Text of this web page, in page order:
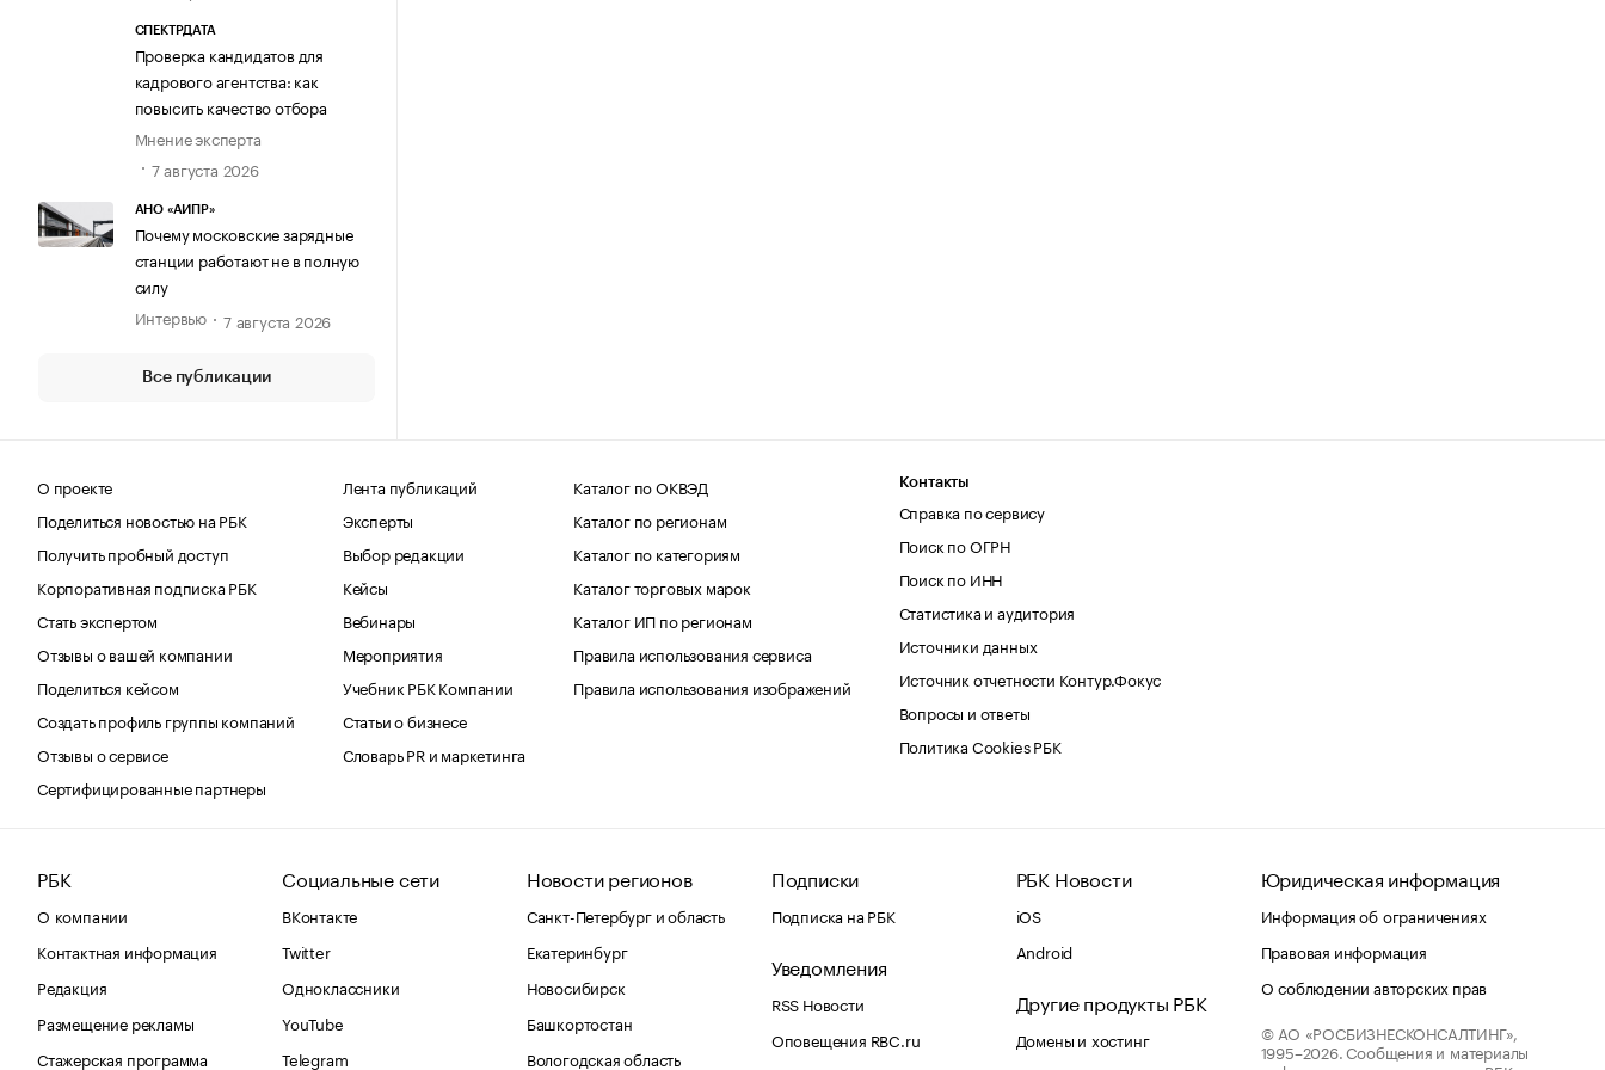
СПЕКТРДАТА
Проверка кандидатов для
кадрового агентства: как
повысить качество отбора
Мнение эксперта
7 августа 2026
АНО «АИПР»
Почему московские зарядные
станции работают не в полную
силу
Интервью
7 августа 2026
Все публикации
О проекте
Поделиться новостью на РБК
Получить пробный доступ
Корпоративная подписка РБК
Стать экспертом
Отзывы о вашей компании
Поделиться кейсом
Создать профиль группы компаний
Отзывы о сервисе
Сертифицированные партнеры
Лента публикаций
Эксперты
Выбор редакции
Кейсы
Вебинары
Мероприятия
Учебник РБК Компании
Статьи о бизнесе
Словарь PR и маркетинга
Каталог по ОКВЭД
Каталог по регионам
Каталог по категориям
Каталог торговых марок
Каталог ИП по регионам
Правила использования сервиса
Правила использования изображений
Контакты
Справка по сервису
Поиск по ОГРН
Поиск по ИНН
Статистика и аудитория
Источники данных
Источник отчетности Контур.Фокус
Вопросы и ответы
Политика Cookies РБК
РБК
О компании
Контактная информация
Редакция
Размещение рекламы
Стажерская программа
Социальные сети
ВКонтакте
Twitter
Одноклассники
YouTube
Telegram
Новости регионов
Санкт-Петербург и область
Екатеринбург
Новосибирск
Башкортостан
Вологодская область
Подписки
Подписка на РБК
Уведомления
RSS Новости
Оповещения RBC.ru
РБК Новости
iOS
Android
Другие продукты РБК
Домены и хостинг
Юридическая информация
Информация об ограничениях
Правовая информация
О соблюдении авторских прав
© АО «РОСБИЗНЕСКОНСАЛТИНГ»,
1995–2026. Сообщения и материалы